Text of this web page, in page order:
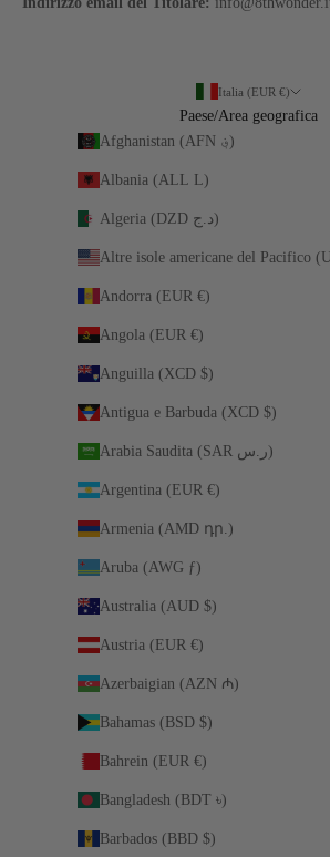
Italia (EUR €)
Paese/Area geografica
Afghanistan (AFN ؋)
Albania (ALL L)
Algeria (DZD د.ج)
Andorra (EUR €)
Angola (EUR €)
Anguilla (XCD $)
Antigua e Barbuda (XCD $)
Arabia Saudita (SAR ر.س)
Argentina (EUR €)
Armenia (AMD դր.)
Aruba (AWG ƒ)
Australia (AUD $)
Austria (EUR €)
Azerbaigian (AZN ₼)
Bahamas (BSD $)
Bahrein (EUR €)
Bangladesh (BDT ৳)
Barbados (BBD $)